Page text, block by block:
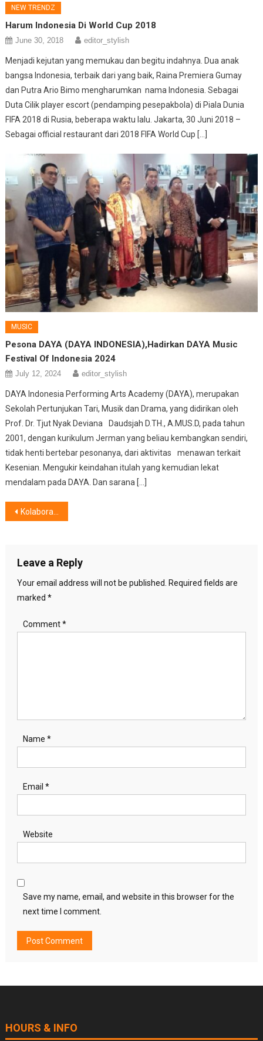
NEW TRENDZ
Harum Indonesia Di World Cup 2018
June 30, 2018 editor_stylish
Menjadi kejutan yang memukau dan begitu indahnya. Dua anak
bangsa Indonesia, terbaik dari yang baik, Raina Premiera Gumay
dan Putra Ario Bimo mengharumkan nama Indonesia. Sebagai
Duta Cilik player escort (pendamping pesepakbola) di Piala Dunia
FIFA 2018 di Rusia, beberapa waktu lalu. Jakarta, 30 Juni 2018 –
Sebagai official restaurant dari 2018 FIFA World Cup […]
MUSIC
Pesona DAYA (DAYA INDONESIA),Hadirkan DAYA Music
Festival Of Indonesia 2024
July 12, 2024 editor_stylish
DAYA Indonesia Performing Arts Academy (DAYA), merupakan
Sekolah Pertunjukan Tari, Musik dan Drama, yang didirikan oleh
Prof. Dr. Tjut Nyak Deviana Daudsjah D.TH., A.MUS.D, pada tahun
2001, dengan kurikulum Jerman yang beliau kembangkan sendiri,
tidak henti bertebar pesonanya, dari aktivitas menawan terkait
Kesenian. Mengukir keindahan itulah yang kemudian lekat
mendalam pada DAYA. Dan sarana […]
Post
Kolaborasi Dua Perusahaan Ciptakan Cloud Data Enterprise Pertama di Industri
Leave a Reply
Your email address will not be published.
Required fields are
marked *
Comment*
Name *
Email *
Website
Save my name, email, and website in this browser for the
next time I comment.
HOURS & INFO